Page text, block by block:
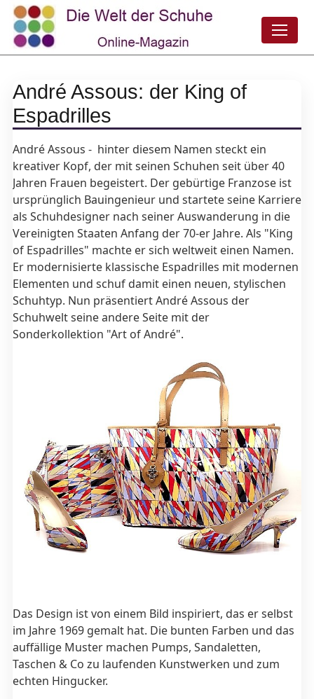
André Assous: der King of
Espadrilles
André Assous - hinter diesem Namen steckt ein
kreativer Kopf, der mit seinen Schuhen seit über 40
Jahren Frauen begeistert. Der gebürtige Franzose ist
ursprünglich Bauingenieur und startete seine Karriere
als Schuhdesigner nach seiner Auswanderung in die
Vereinigten Staaten Anfang der 70-er Jahre. Als "King
of Espadrilles" machte er sich weltweit einen Namen.
Er modernisierte klassische Espadrilles mit modernen
Elementen und schuf damit einen neuen, stylischen
Schuhtyp. Nun präsentiert André Assous der
Schuhwelt seine andere Seite mit der
Sonderkollektion "Art of André".
Das Design ist von einem Bild inspiriert, das er selbst
im Jahre 1969 gemalt hat. Die bunten Farben und das
auffällige Muster machen Pumps, Sandaletten,
Taschen & Co zu laufenden Kunstwerken und zum
echten Hingucker.